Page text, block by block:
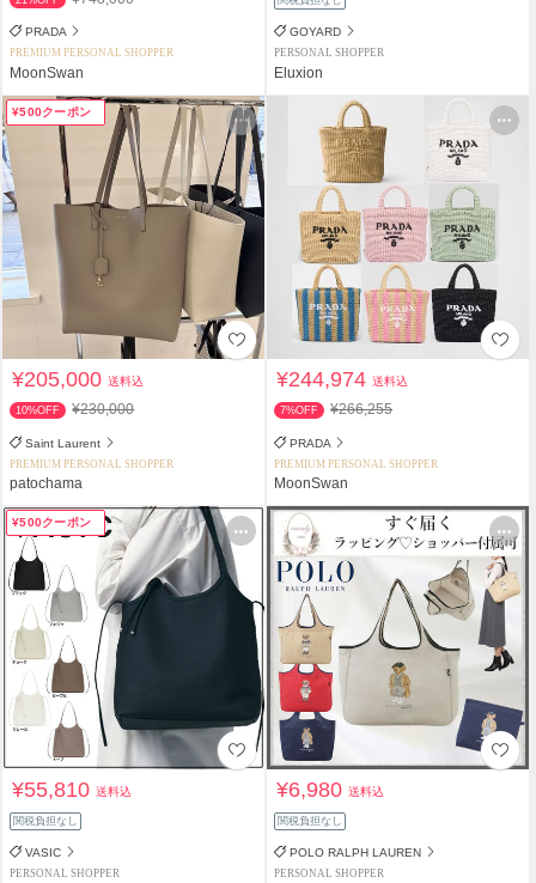
PRADA
PREMIUM PERSONAL SHOPPER
MoonSwan
GOYARD
PERSONAL SHOPPER
Eluxion
¥500クーポン
¥205,000送料込
10%OFF ¥230,000
Saint Laurent
PREMIUM PERSONAL SHOPPER
patochama
¥244,974送料込
7%OFF ¥266,255
PRADA
PREMIUM PERSONAL SHOPPER
MoonSwan
¥500クーポン
¥55,810送料込
関税負担なし
VASIC
PERSONAL SHOPPER
¥6,980送料込
関税負担なし
POLO RALPH LAUREN
PERSONAL SHOPPER